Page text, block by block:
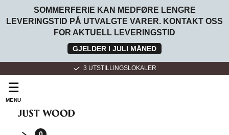
SOMMERFERIE KAN MEDFØRE LENGRE
LEVERINGSTID PÅ UTVALGTE VARER. KONTAKT OSS
FOR AKTUELL LEVERINGSTID
GJELDER I JULI MÅNED
3 UTSTILLINGSLOKALER
☰
MENU
SNEKKER